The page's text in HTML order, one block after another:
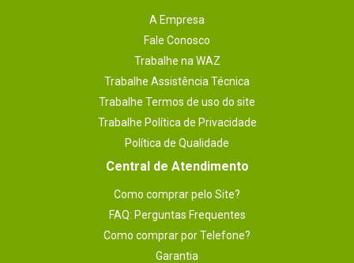
A Empresa
Fale Conosco
Trabalhe na WAZ
Trabalhe Assistência Técnica
Trabalhe Termos de uso do site
Trabalhe Política de Privacidade
Política de Qualidade
Central de Atendimento
Como comprar pelo Site?
FAQ: Perguntas Frequentes
Como comprar por Telefone?
Garantia